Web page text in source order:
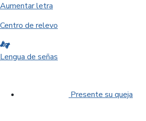
Aumentar letra
Centro de relevo
Lengua de señas
Presente su queja